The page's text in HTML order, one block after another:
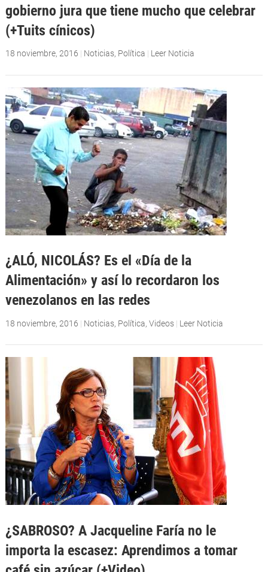
gobierno jura que tiene mucho que celebrar
(+Tuits cínicos)
18 noviembre, 2016 | Noticias, Política | Leer Noticia
¿ALÓ, NICOLÁS? Es el «Día de la
Alimentación» y así lo recordaron los
venezolanos en las redes
18 noviembre, 2016 | Noticias, Política, Videos | Leer Noticia
¿SABROSO? A Jacqueline Faría no le
importa la escasez: Aprendimos a tomar